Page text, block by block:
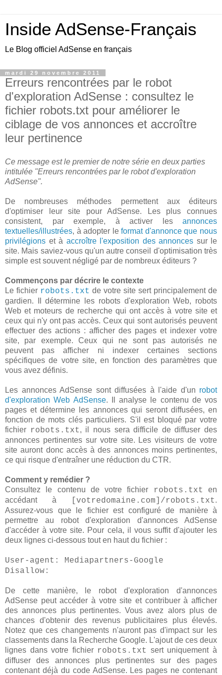
Inside AdSense-Français
Le Blog officiel AdSense en français
mardi 29 novembre 2011
Erreurs rencontrées par le robot
d'exploration AdSense : consultez le
fichier robots.txt pour améliorer le
ciblage de vos annonces et accroître
leur pertinence
Ce message est le premier de notre série en deux parties
intitulée "Erreurs rencontrées par le robot d'exploration
AdSense".
De nombreuses méthodes permettent aux éditeurs
d'optimiser leur site pour AdSense. Les plus connues
consistent, par exemple, à activer les annonces
textuelles/illustrées, à adopter leformat d'annonce que nous
privilégions et à accroître l'exposition des annonces sur le
site. Mais saviez-vous qu'un autre conseil d'optimisation très
simple est souvent négligé par de nombreux éditeurs ?
Commençons par décrire le contexte
Le fichier robots.txt de votre site sert principalement de
gardien. Il détermine les robots d'exploration Web, robots
Web et moteurs de recherche qui ont accès à votre site et
ceux qui n'y ont pas accès. Ceux qui sont autorisés peuvent
effectuer des actions : afficher des pages et indexer votre
site, par exemple. Ceux qui ne sont pas autorisés ne
peuvent pas afficher ni indexer certaines sections
spécifiques de votre site, en fonction des paramètres que
vous avez définis.
Les annonces AdSense sont diffusées à l'aide d'un robot
d'exploration Web AdSense. Il analyse le contenu de vos
pages et détermine les annonces qui seront diffusées, en
fonction de mots clés particuliers. S'il est bloqué par votre
fichier robots.txt, il nous sera difficile de diffuser des
annonces pertinentes sur votre site. Les visiteurs de votre
site auront donc accès à des annonces moins pertinentes,
ce qui risque d'entraîner une réduction du CTR.
Comment y remédier ?
Consultez le contenu de votre fichier
robots.txt
en
accédant à
[votredomaine.com]/robots.txt.
Assurez-vous que le fichier est configuré de manière à
permettre au robot d'exploration d'annonces AdSense
d'accéder à votre site. Pour cela, il vous suffit d'ajouter les
deux lignes ci-dessous tout en haut du fichier :
User-agent: Mediapartners-Google
Disallow:
De cette manière, le robot d'exploration d'annonces
AdSense peut accéder à votre site et contribuer à afficher
des annonces plus pertinentes. Vous avez alors plus de
chances d'obtenir des revenus publicitaires plus élevés.
Notez que ces changements n'auront pas d'impact sur les
classements dans la Recherche Google. L'ajout de ces deux
lignes dans votre fichier robots.txt sert uniquement à
diffuser des annonces plus pertinentes sur des pages
contenant déjà du code AdSense. Les pages ne contenant